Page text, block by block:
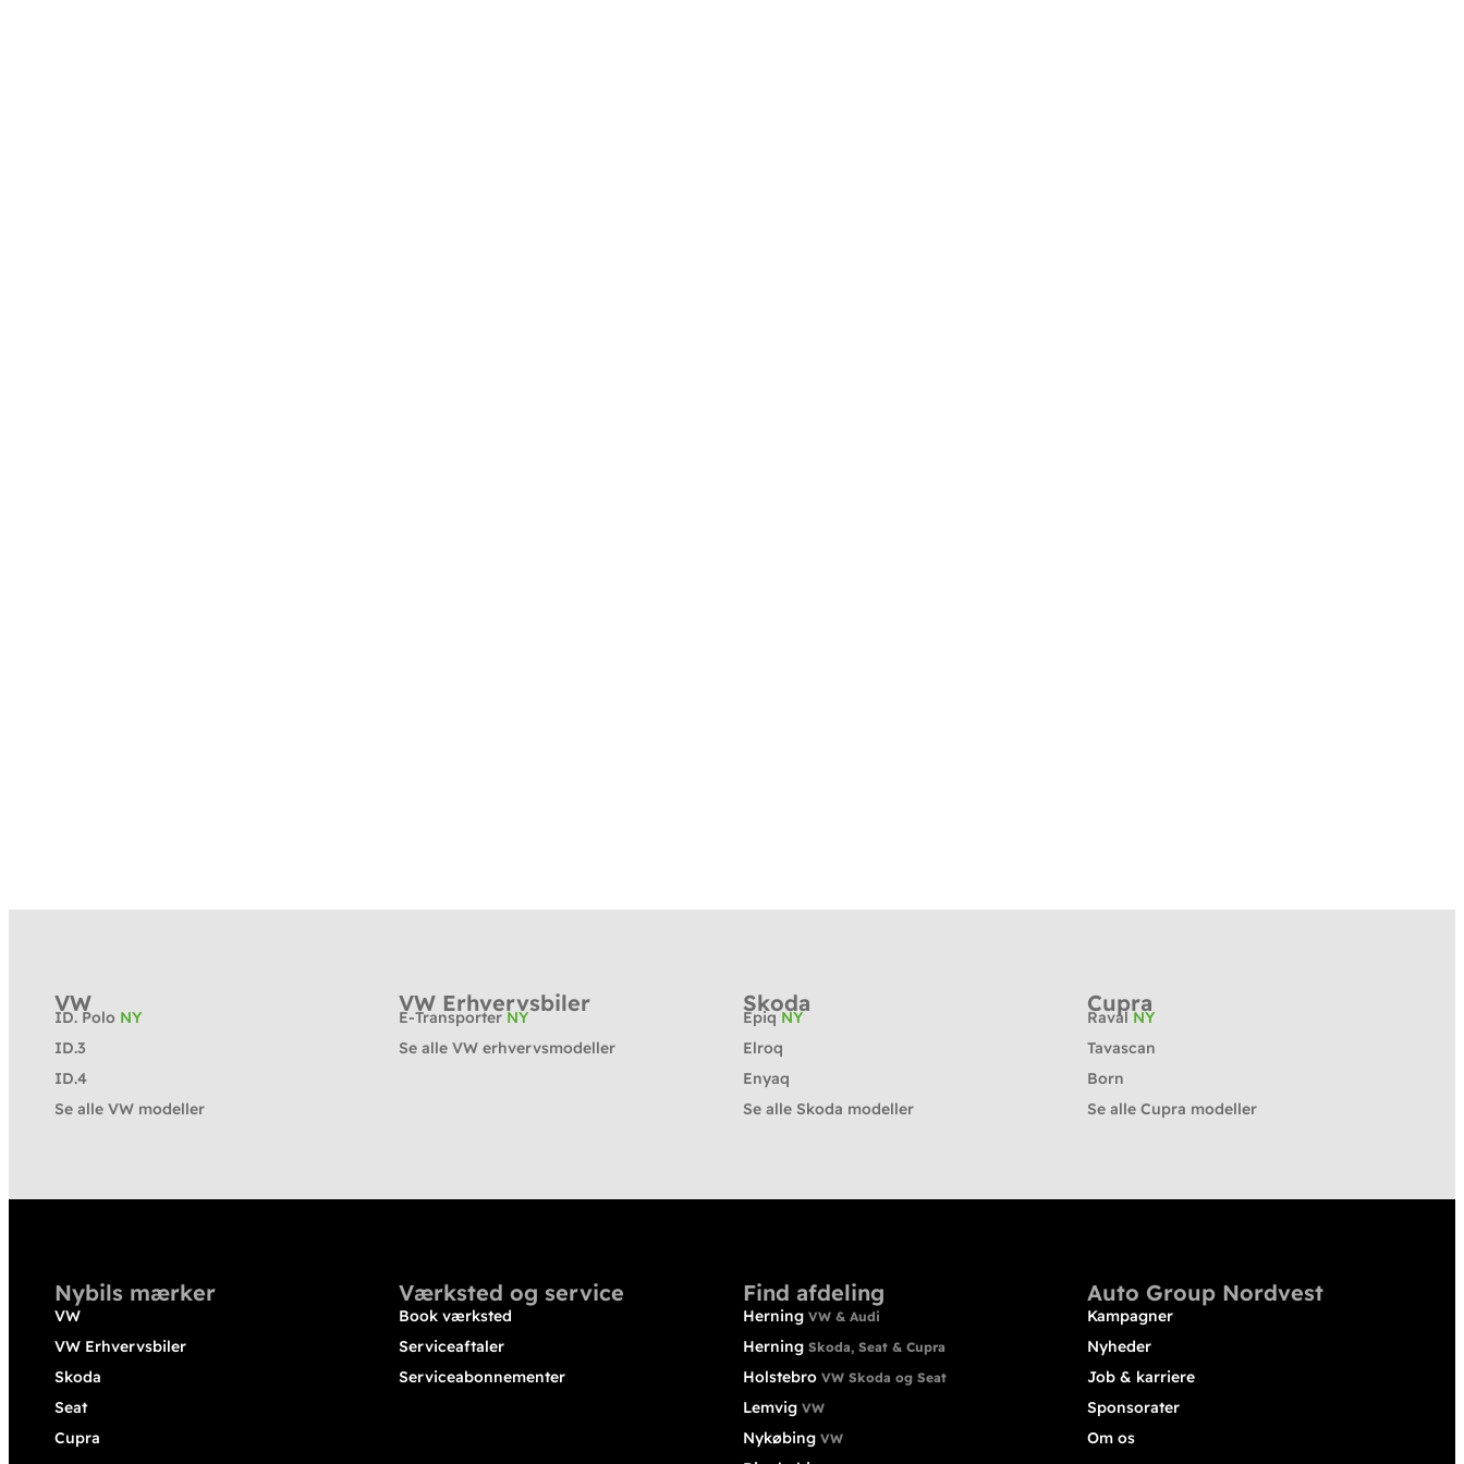
VW
ID. Polo NY
ID.3
ID.4
Se alle VW modeller
VW Erhvervsbiler
E-TransporterNY
Se alle VW erhvervsmodeller
Skoda
EpiqNY
Elroq
Enyaq
Se alle Skoda modeller
Cupra
RavalNY
Tavascan
Born
Se alle Cupra modeller
Nybils mærker
VW
VW Erhvervsbiler
Skoda
Seat
Cupra
Værksted og service
Book værksted
Serviceaftaler
Serviceabonnementer
Find afdeling
Herning VW & Audi
Herning Skoda, Seat & Cupra
Holstebro VW Skoda og Seat
Lemvig VW
Nykøbing VW
Auto Group Nordvest
Kampagner
Nyheder
Job & karriere
Sponsorater
Om os